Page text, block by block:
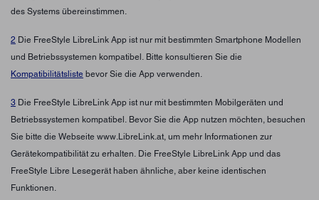
des Systems übereinstimmen.
2 Die FreeStyle LibreLink App ist nur mit bestimmten Smartphone Modellen
und Betriebssystemen kompatibel. Bitte konsultieren Sie die
Kompatibilitätsliste bevor Sie die App verwenden.
3 Die FreeStyle LibreLink App ist nur mit bestimmten Mobilgeräten und
Betriebssystemen kompatibel. Bevor Sie die App nutzen möchten, besuchen
Sie bitte die Webseite www.LibreLink.at, um mehr Informationen zur
Gerätekompatibilität zu erhalten. Die FreeStyle LibreLink App und das
FreeStyle Libre Lesegerät haben ähnliche, aber keine identischen
Funktionen.